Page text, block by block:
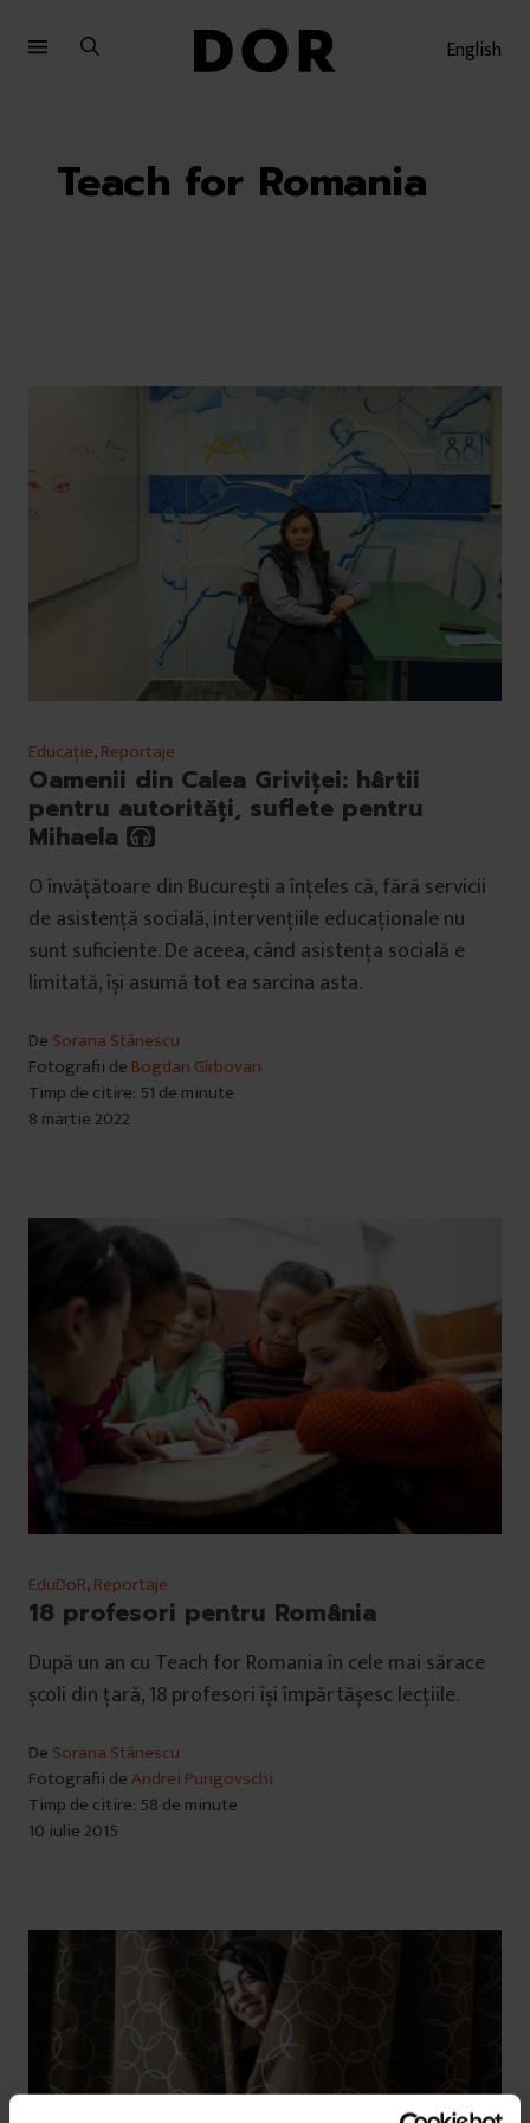
English
Teach for Romania
Educație,Reportaje
Oamenii din Calea Griviței: hârtii
pentru autorități, suflete pentru
Mihaela
O învățătoare din București a înțeles că, fără servicii
de asistență socială, intervențiile educaționale nu
sunt suficiente. De aceea, când asistența socială e
limitată, își asumă tot ea sarcina asta.
De Sorana Stănescu
Fotografii de Bogdan Gîrbovan
Timp de citire: 51 de minute
8 martie 2022
EduDoR,Reportaje
18 profesori pentru România
După un an cu Teach for Romania în cele mai sărace
școli din țară, 18 profesori își împărtășesc lecțiile.
De Sorana Stănescu
Fotografii deAndrei Pungovschi
Timp de citire: 58 de minute
10 iulie 2015